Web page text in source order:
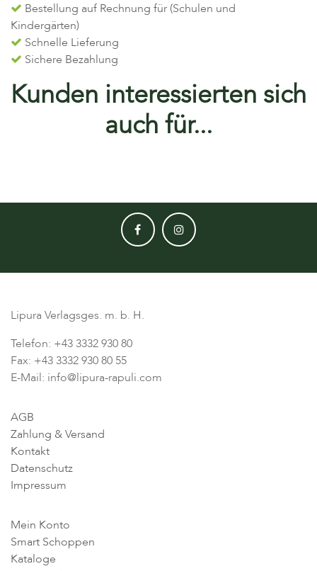
Bestellung auf Rechnung für (Schulen und
Kindergärten)
Schnelle Lieferung
Sichere Bezahlung
Kunden interessierten sich
auch für...
Lipura Verlagsges. m. b. H.
Telefon: +43 3332 930 80
Fax: +43 3332 930 80 55
E-Mail: info@lipura-rapuli.com
AGB
Zahlung & Versand
Kontakt
Datenschutz
Impressum
Mein Konto
Smart Schoppen
Kataloge